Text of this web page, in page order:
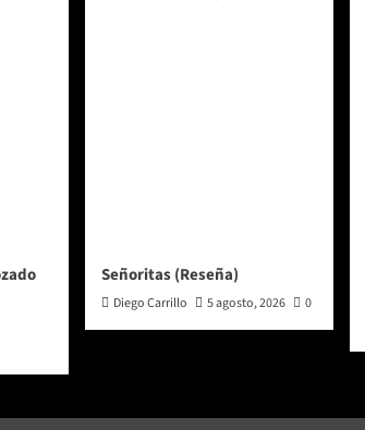
Señoritas (Reseña)
Diego Carrillo 5 agosto, 2026 0